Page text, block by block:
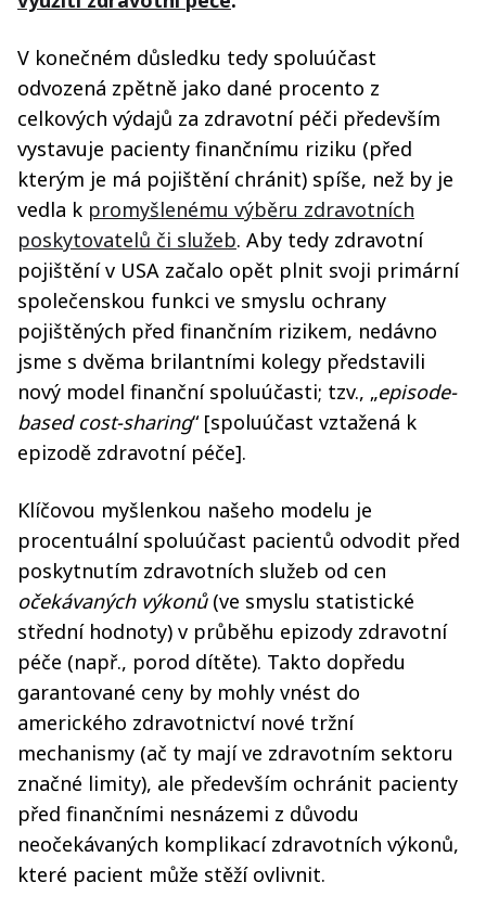
V konečném důsledku tedy spoluúčast
odvozená zpětně jako dané procento z
celkových výdajů za zdravotní péči především
vystavuje pacienty finančnímu riziku (před
kterým je má pojištění chránit) spíše, než by je
vedla k promyšlenému výběru zdravotních
poskytovatelů či služeb. Aby tedy zdravotní
pojištění v USA začalo opět plnit svoji primární
společenskou funkci ve smyslu ochrany
pojištěných před finančním rizikem, nedávno
jsme s dvěma brilantními kolegy představili
nový model finanční spoluúčasti; tzv., „episode-
based cost-sharing“ [spoluúčast vztažená k
epizodě zdravotní péče].
Klíčovou myšlenkou našeho modelu je
procentuální spoluúčast pacientů odvodit před
poskytnutím zdravotních služeb od cen
očekávaných výkonů(ve smyslu statistické
střední hodnoty) v průběhu epizody zdravotní
péče (např., porod dítěte). Takto dopředu
garantované ceny by mohly vnést do
amerického zdravotnictví nové tržní
mechanismy (ač ty mají ve zdravotním sektoru
značné limity), ale především ochránit pacienty
před finančními nesnázemi z důvodu
neočekávaných komplikací zdravotních výkonů,
které pacient může stěží ovlivnit.